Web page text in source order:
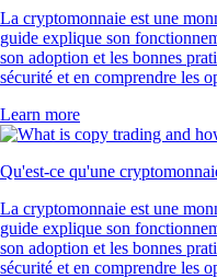
La cryptomonnaie est une
guide explique son
son adoption et les bonnes
sécurité et en comprendre les
Learn more
Qu'est-ce qu'une
La cryptomonnaie est une
guide explique son
son adoption et les bonnes
sécurité et en comprendre les